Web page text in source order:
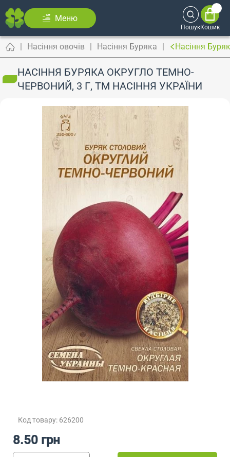
Меню
ПошукКошик
Насіння овочів Насіння Буряка Насіння
НАСІННЯ БУРЯКА ОКРУГЛО ТЕМНО-
ЧЕРВОНИЙ, 3 Г, ТМ НАСІННЯ УКРАЇНИ
Код товару: 626200
8.50 грн